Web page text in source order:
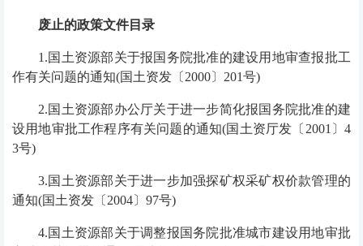
废止的政策文件目录
1.国土资源部关于报国务院批准的建设用地审查报批工
作有关问题的通知(国土资发〔 2000〕 201号)
2.国土资源部办公厅关于进一步简化报国务院批准的建
设用地审批工作程序有关问题的通知(国土资厅发〔 2001 〕4
3号)
3.国土资源部关于进一步加强探矿权采矿权价款管理的
通知(国土资发〔 2004〕 97号)
4.国土资源部关于调整报国务院批准城市建设用地审批